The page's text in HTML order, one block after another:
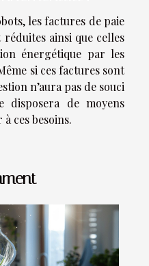
les factures de paie
réduites ainsi que celles
énergétique par les
si ces factures sont
n’aura pas de souci
de moyens
ces besoins.